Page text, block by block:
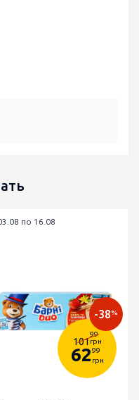
по 16.08
101
99
грн
6299
грн
-38%